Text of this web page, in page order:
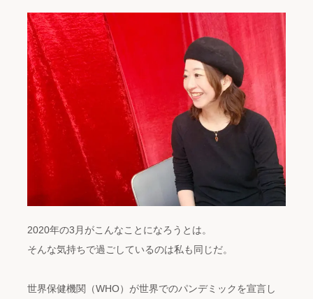
#アイデア #イベント #インド #エッセイ #ボツ
#マルシェ
#旅
#日記 #暮らし #留学 #考え事 #音楽
イベント&ショップ
アパートメントについて
寄付について
入居者一覧
2020年の3月がこんなことになろうとは。
そんな気持ちで過ごしているのは私も同じだ。
世界保健機関（WHO）が世界でのパンデミックを宣言し